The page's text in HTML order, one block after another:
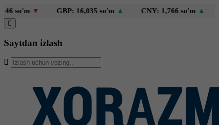
so'm▼ GBP: 16,035 so'm▲ CNY: 1,766 so'm▲
Saytdan izlash